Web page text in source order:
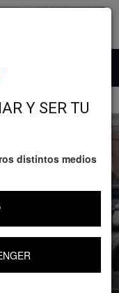
Y SER TU
distintos medios